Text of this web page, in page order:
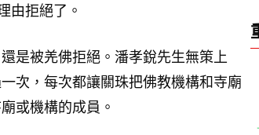
由拒絕了。
是被羌佛拒絕。潘孝銳先生無策上
次，每次都讓關珠把佛教機構和寺廟
或機構的成員。